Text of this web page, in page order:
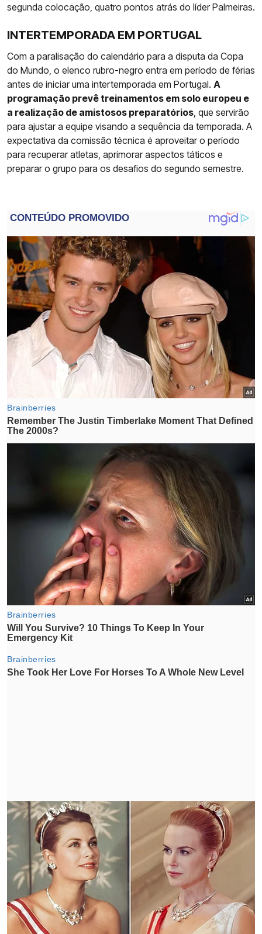
segunda colocação, quatro pontos atrás do líder Palmeiras.
INTERTEMPORADA EM PORTUGAL
Com a paralisação do calendário para a disputa da Copa
do Mundo, o elenco rubro-negro entra em período de férias
antes de iniciar uma intertemporada em Portugal. A
programação prevê treinamentos em solo europeu e
a realização de amistosos preparatórios , que servirão
para ajustar a equipe visando a sequência da temporada. A
expectativa da comissão técnica é aproveitar o período
para recuperar atletas, aprimorar aspectos táticos e
preparar o grupo para os desafios do segundo semestre.